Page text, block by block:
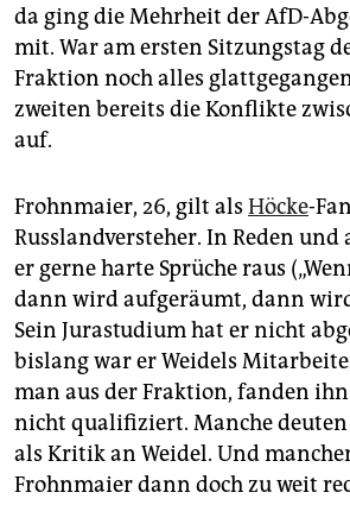
da ging die Mehrheit der AfD-
mit. War am ersten Sitzungstag
Fraktion noch alles
zweiten bereits die Konflikte
auf.
Frohnmaier, 26, gilt als Höcke-
Russlandversteher. In Reden
er gerne harte Sprüche raus
dann wird aufgeräumt, dann
Sein Jurastudium hat er nicht
bislang war er Weidels
man aus der Fraktion, fanden
nicht qualifiziert. Manche
als Kritik an Weidel. Und
Frohnmaier dann doch zu weit